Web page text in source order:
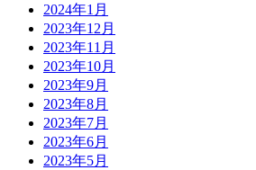
2024年1月
2023年12月
2023年11月
2023年10月
2023年9月
2023年8月
2023年7月
2023年6月
2023年5月